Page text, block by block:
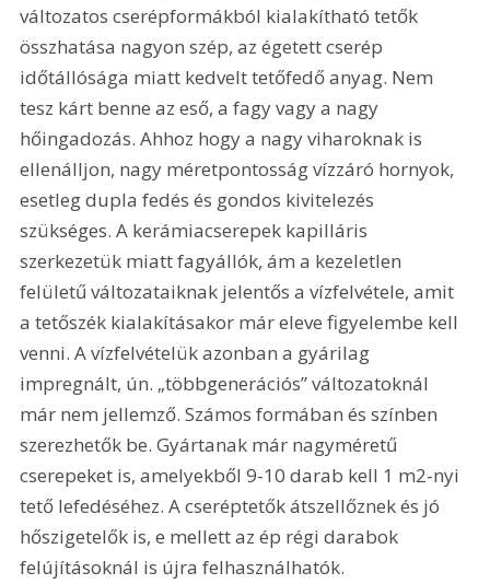
változatos cserépformákból kialakítható tetők
összhatása nagyon szép, az égetett cserép
időtállósága miatt kedvelt tetőfedő anyag. Nem
tesz kárt benne az eső, a fagy vagy a nagy
hőingadozás. Ahhoz hogy a nagy viharoknak is
ellenálljon, nagy méretpontosság vízzáró hornyok,
esetleg dupla fedés és gondos kivitelezés
szükséges. A kerámiacserepek kapilláris
szerkezetük miatt fagyállók, ám a kezeletlen
felületű változataiknak jelentős a vízfelvétele, amit
a tetőszék kialakításakor már eleve figyelembe kell
venni. A vízfelvételük azonban a gyárilag
impregnált, ún. „többgenerációs” változatoknál
már nem jellemző. Számos formában és színben
szerezhetők be. Gyártanak már nagyméretű
cserepeket is, amelyekből 9-10 darab kell 1 m2-nyi
tető lefedéséhez. A cseréptetők átszellőznek és jó
hőszigetelők is, e mellett az ép régi darabok
felújításoknál is újra felhasználhatók.